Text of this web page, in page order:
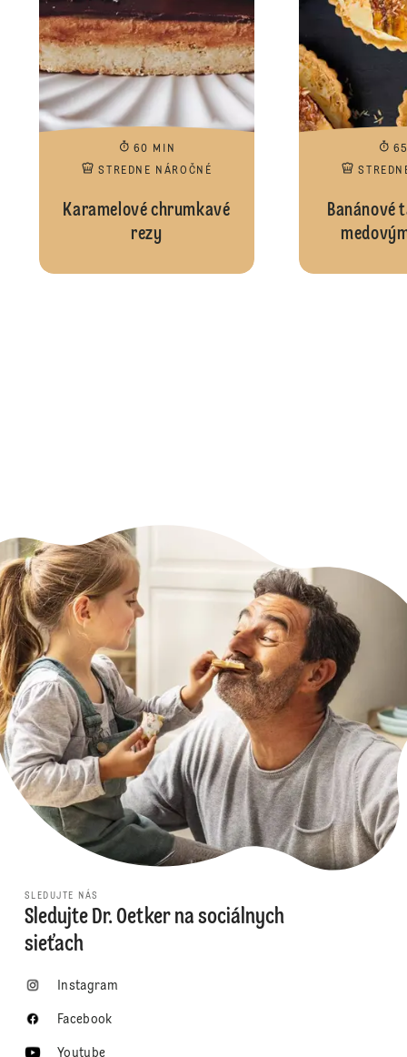
60 MIN
STREDNE NÁROČNÉ
Karamelové chrumkavé
rezy
Banánové
SLEDUJTE NÁS
Sledujte Dr. Oetker na sociálnych
sieťach
Instagram
Facebook
Youtube